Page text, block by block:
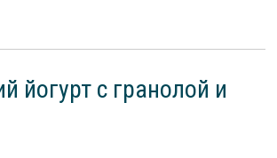
йогурт с гранолой и